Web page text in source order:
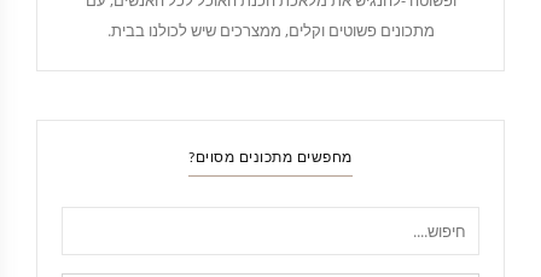
מתכונים פשוטים וקלים, ממצרכים שיש לכולנו בבית.
מחפשים מתכונים מסוים?